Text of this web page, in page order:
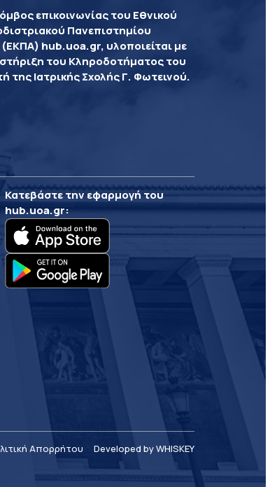
επικοινωνίας του Εθνικού
Πανεπιστημίου
hub.uoa.gr, υλοποιείται με
του Κληροδοτήματος του
της Ιατρικής Σχολής Γ. Φωτεινού.
Κατεβάστε την εφαρμογή του
hub.uoa.gr:
Απορρήτου Developed by WHISKEY